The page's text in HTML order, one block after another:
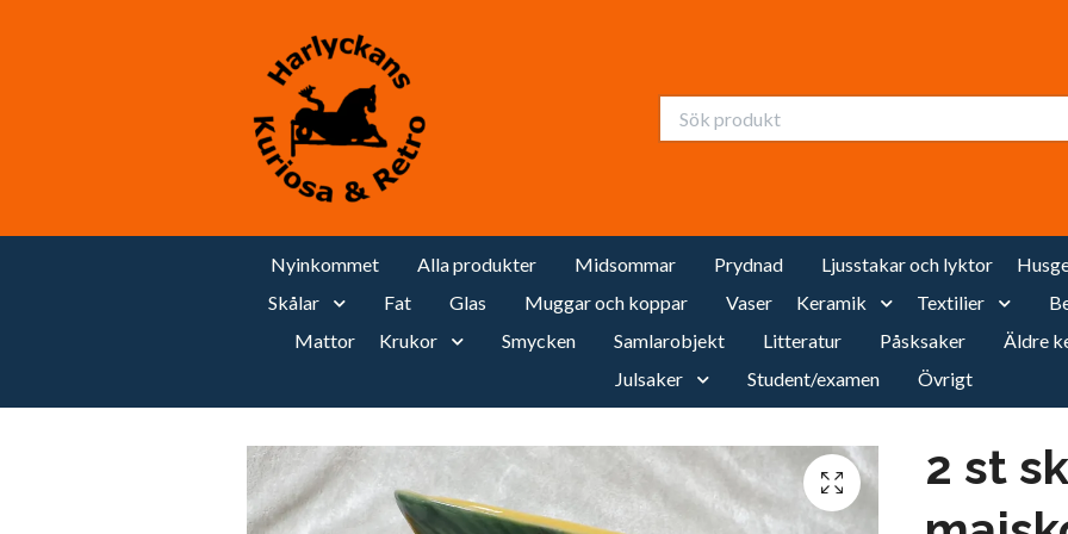
Nyinkommet Alla produkter Midsommar Prydnad Ljusstakar och lyktor
Skålar
Fat Glas Muggar och koppar Vaser Keramik Textilier
Mattor
Krukor Smycken Samlarobjekt Litteratur Påsksaker
Äldre
Julsaker
Student/examen Övrigt
2 st